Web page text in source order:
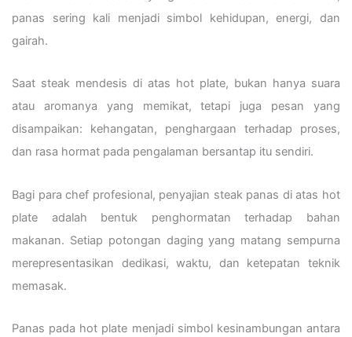
panas sering kali menjadi simbol kehidupan, energi, dan
gairah.
Saat steak mendesis di atas hot plate, bukan hanya suara
atau aromanya yang memikat, tetapi juga pesan yang
disampaikan: kehangatan, penghargaan terhadap proses,
dan rasa hormat pada pengalaman bersantap itu sendiri.
Bagi para chef profesional, penyajian steak panas di atas hot
plate adalah bentuk penghormatan terhadap bahan
makanan. Setiap potongan daging yang matang sempurna
merepresentasikan dedikasi, waktu, dan ketepatan teknik
memasak.
Panas pada hot plate menjadi simbol kesinambungan antara